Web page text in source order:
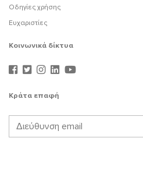
Οδηγίες χρήσης
Ευχαριστίες
Κοινωνικά δίκτυα
Κράτα επαφή